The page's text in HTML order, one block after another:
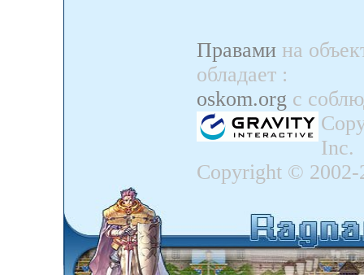
Правами на
обладает :
oskom.org с
Inc.
Copyright ©